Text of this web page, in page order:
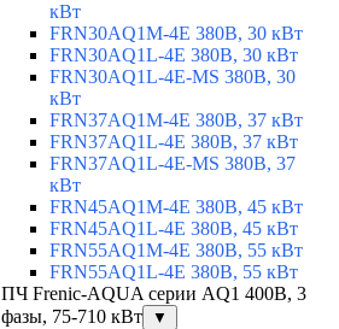
кВт
FRN30AQ1M-4E 380В, 30 кВт
FRN30AQ1L-4E 380В, 30 кВт
FRN30AQ1L-4E-MS 380В, 30
кВт
FRN37AQ1M-4E 380В, 37 кВт
FRN37AQ1L-4E 380В, 37 кВт
FRN37AQ1L-4E-MS 380В, 37
кВт
FRN45AQ1M-4E 380В, 45 кВт
FRN45AQ1L-4E 380В, 45 кВт
FRN55AQ1M-4E 380В, 55 кВт
FRN55AQ1L-4E 380В, 55 кВт
ПЧ Frenic-AQUA серии AQ1 400В, 3
фазы, 75-710 кВт
▼